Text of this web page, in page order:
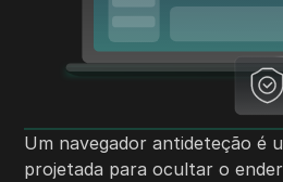
Um navegador antideteção é
projetada para ocultar o